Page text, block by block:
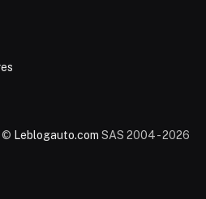
© Leblogauto.com SAS 2004 - 2026